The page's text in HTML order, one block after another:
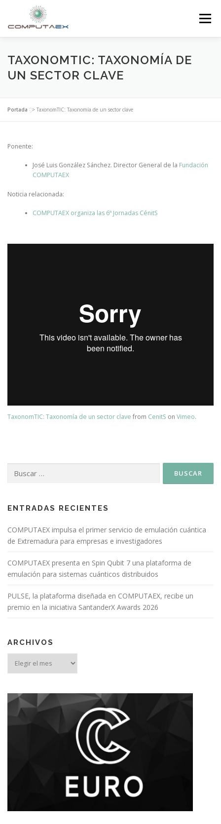
Menú
INICIO LA FUNDACIÓN EL CENTRO
TAXONOMTIC: TAXONOMÍA DE
UN SECTOR CLAVE
Portada >> TaxonomTIC: Taxonomía de un sector clave
Ponente:
José Luis González Sánchez. Director General de la Fundación
COMPUTAEX
Noticia relacionada:
COMPUTAEX organiza las 6ª Jornadas CénitS
TaxonomTIC: Taxonomía de un sector clave from CenitS on Vimeo.
ENTRADAS RECIENTES
COMPUTAEX impulsa el primer servicio de emulación cuántica
de Extremadura para empresas e investigadores
COMPUTAEX presenta en Spin Qubit 7 una plataforma de
emulación para sistemas cuánticos distribuidos
PULSE, la plataforma diseñada en COMPUTAEX, recibe un
premio en la iniciativa SantanderX Awards 2026
ARCHIVOS